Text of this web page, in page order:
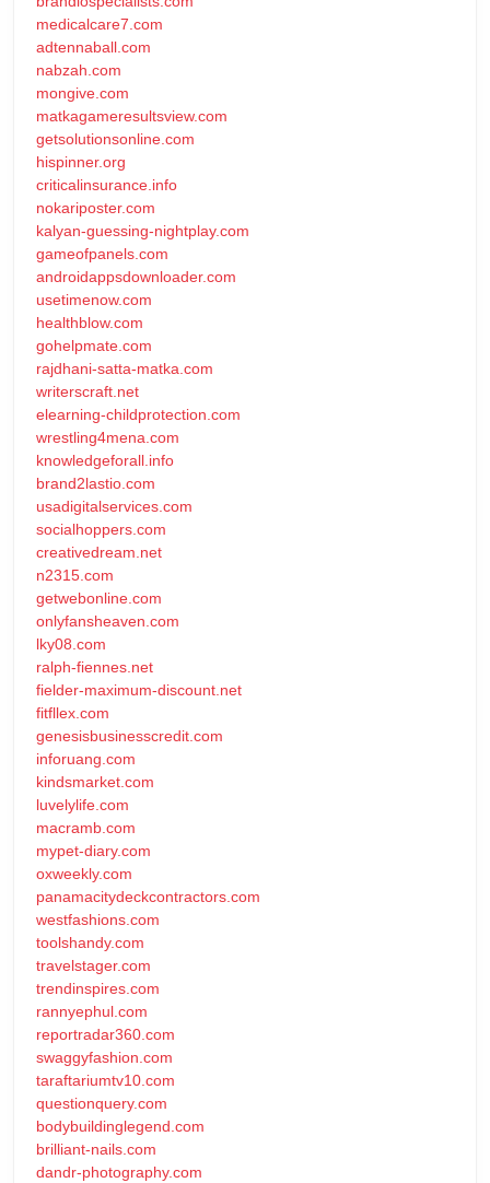
medicalcare7.com
adtennaball.com
nabzah.com
mongive.com
matkagameresultsview.com
getsolutionsonline.com
hispinner.org
criticalinsurance.info
nokariposter.com
kalyan-guessing-nightplay.com
gameofpanels.com
androidappsdownloader.com
usetimenow.com
healthblow.com
gohelpmate.com
rajdhani-satta-matka.com
writerscraft.net
elearning-childprotection.com
wrestling4mena.com
knowledgeforall.info
brand2lastio.com
usadigitalservices.com
socialhoppers.com
creativedream.net
n2315.com
getwebonline.com
onlyfansheaven.com
lky08.com
ralph-fiennes.net
fielder-maximum-discount.net
fitfllex.com
genesisbusinesscredit.com
inforuang.com
kindsmarket.com
luvelylife.com
macramb.com
mypet-diary.com
oxweekly.com
panamacitydeckcontractors.com
westfashions.com
toolshandy.com
travelstager.com
trendinspires.com
rannyephul.com
reportradar360.com
swaggyfashion.com
taraftariumtv10.com
questionquery.com
bodybuildinglegend.com
brilliant-nails.com
dandr-photography.com